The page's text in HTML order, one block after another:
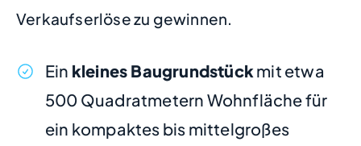
Verkaufserlöse zu gewinnen.
Ein kleines Baugrundstückmit etwa
500 Quadratmetern Wohnfläche für
ein kompaktes bis mittelgroßes